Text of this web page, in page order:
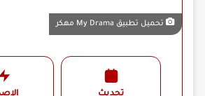
تحميل تطبيق My Drama مهكر
تحديث